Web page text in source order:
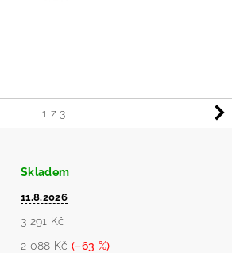
1 z 3
Skladem
11.8.2026
3 291 Kč
2 088 Kč (–63 %)